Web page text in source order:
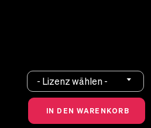
- Lizenz wählen -